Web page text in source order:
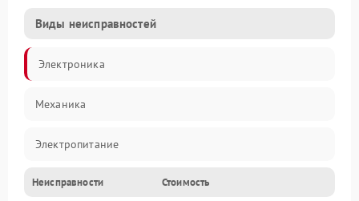
Виды неисправностей
Электроника
Механика
Электропитание
Нагрев
Неисправности Стоимость